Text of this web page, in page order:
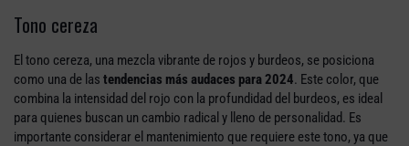
Tono cereza
El tono cereza, una mezcla vibrante de rojos y burdeos, se posiciona
como una de las tendencias más audaces para 2024. Este color, que
combina la intensidad del rojo con la profundidad del burdeos, es ideal
para quienes buscan un cambio radical y lleno de personalidad. Es
importante considerar el mantenimiento que requiere este tono, ya que